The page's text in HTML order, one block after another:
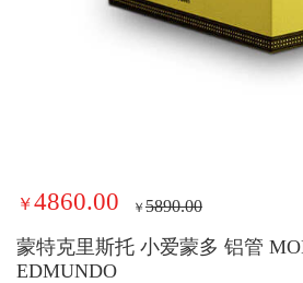
￥4860.00 ￥5890.00
蒙特克里斯托 小爱蒙多 铝管
EDMUNDO